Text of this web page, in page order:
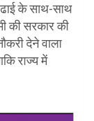
के साथ-साथ
की सरकार की
देने वाला
राज्य में